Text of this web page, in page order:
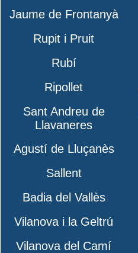
Jaume de Frontanyà
Rupit i Pruit
Rubí
Ripollet
Sant Andreu de
Llavaneres
Agustí de Lluçanès
Sallent
Badia del Vallès
Vilanova i la Geltrú
Vilanova del Camí